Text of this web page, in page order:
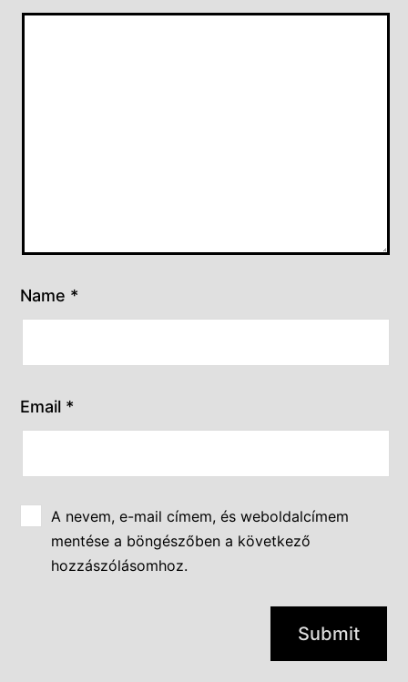
Name *
Email *
A nevem, e-mail címem, és weboldalcímem
mentése a böngészőben a következő
hozzászólásomhoz.